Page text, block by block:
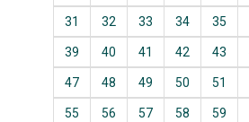
31 32 33 34 35
39 40 41 42 43
47 48 49 50 51
55 56 57 58 59